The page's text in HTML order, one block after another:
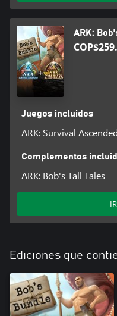
Multijugador
diferentes plataformas de
sobrevivir y prosperar en
Admite modo multijugador
jugadores, modo
jugadores y pantalla dividida
ARK:
Juegos incluidos
ARK: Survival
Complementos
ARK: Bob's Tall Tales
Ediciones que